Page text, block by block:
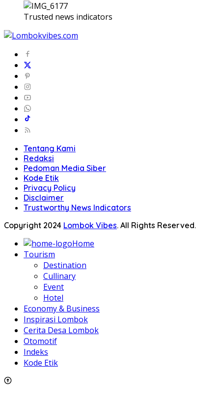
Trusted news indicators
Tentang Kami
Redaksi
Pedoman Media Siber
Kode Etik
Privacy Policy
Disclaimer
Trustworthy News Indicators
Copyright 2024 Lombok Vibes. All Rights Reserved.
Home
Tourism
Destination
Cullinary
Event
Hotel
Economy & Business
Inspirasi Lombok
Cerita Desa Lombok
Otomotif
Indeks
Kode Etik